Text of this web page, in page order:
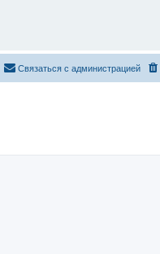
Связаться с администрацией